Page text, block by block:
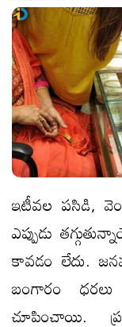
ఇటీవల పసిడి,
ఎప్పుడు
కావడం లేదు.
బంగారం
చూపించాయి.